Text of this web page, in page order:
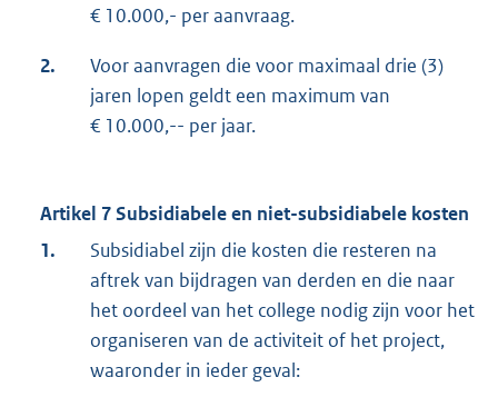
€ 10.000,- per aanvraag.
2.
Voor aanvragen die voor maximaal drie (3)
jaren lopen geldt een maximum van
€ 10.000,-- per jaar.
Artikel 7 Subsidiabele en niet-subsidiabele kosten
1.
Subsidiabel zijn die kosten die resteren na
aftrek van bijdragen van derden en die naar
het oordeel van het college nodig zijn voor het
organiseren van de activiteit of het project,
waaronder in ieder geval: